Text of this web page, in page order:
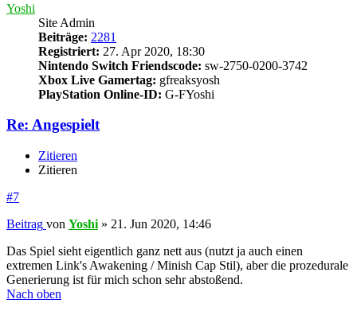
Yoshi
Site Admin
Beiträge: 2281
Registriert: 27. Apr 2020, 18:30
Nintendo Switch Friendscode: sw-2750-0200-3742
Xbox Live Gamertag: gfreaksyosh
PlayStation Online-ID: G-FYoshi
Re: Angespielt
Zitieren
Zitieren
#7
Beitrag von Yoshi » 21. Jun 2020, 14:46
Das Spiel sieht eigentlich ganz nett aus (nutzt ja auch einen
extremen Link's Awakening / Minish Cap Stil), aber die prozedurale
Generierung ist für mich schon sehr abstoßend.
Nach oben